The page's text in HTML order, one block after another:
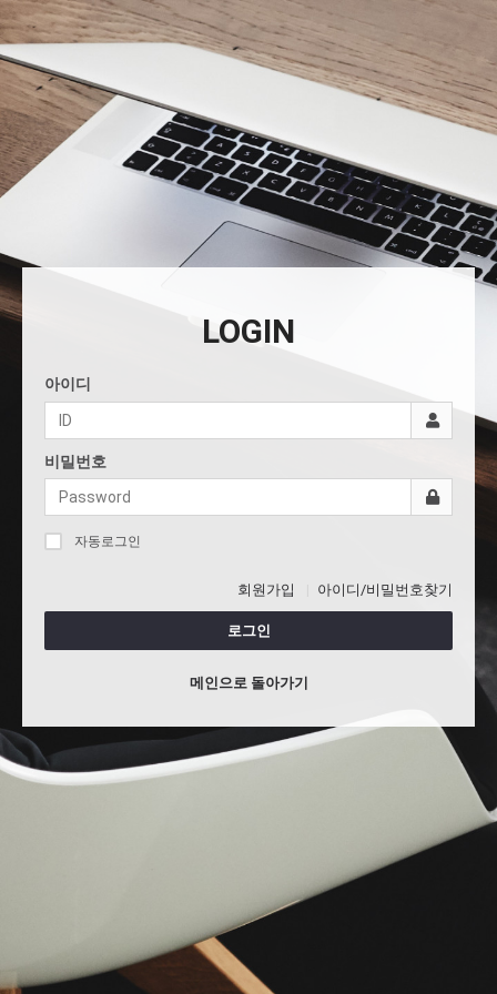
LOGIN
아이디
비밀번호
자동로그인
회원가입 아이디/비밀번호찾기
로그인
메인으로 돌아가기